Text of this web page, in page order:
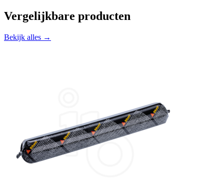
Vergelijkbare producten
Bekijk alles →